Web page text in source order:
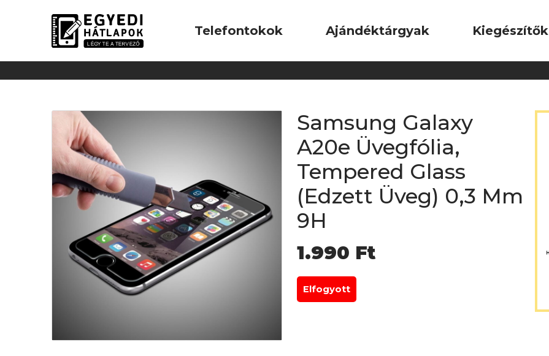
Telefontokok Ajándéktárgyak Kiegészítők
Samsung Galaxy
A20e Üvegfólia,
Tempered Glass
(Edzett Üveg) 0,3 Mm
9H
1.990 Ft
Elfogyott